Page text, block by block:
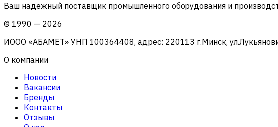
Ваш надежный поставщик промышленного оборудования и
© 1990 — 2026
ИООО «АБАМЕТ» УНП 100364408, адрес: 220113 г.Минск,
О компании
Новости
Вакансии
Бренды
Контакты
Отзывы